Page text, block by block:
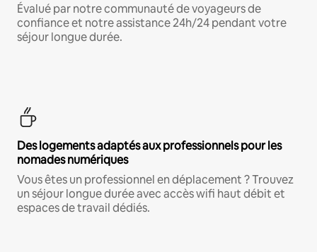
Évalué par notre communauté de voyageurs de
confiance et notre assistance 24h/24 pendant votre
séjour longue durée.
Des logements adaptés aux professionnels pour les
nomades numériques
Vous êtes un professionnel en déplacement ? Trouvez
un séjour longue durée avec accès wifi haut débit et
espaces de travail dédiés.